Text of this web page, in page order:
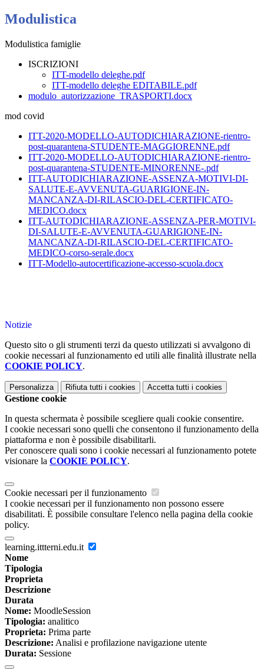
Modulistica
Modulistica famiglie
ISCRIZIONI
ITT-modello deleghe.pdf
ITT-modello deleghe EDITABILE.pdf
modulo_autorizzazione_TRASPORTI.docx
mod covid
ITT-2020-MODELLO-AUTODICHIARAZIONE-rientro-
post-quarantena-STUDENTE-MAGGIORENNE.pdf
ITT-2020-MODELLO-AUTODICHIARAZIONE-rientro-
post-quarantena-STUDENTE-MINORENNE-.pdf
ITT-AUTODICHIARAZIONE-ASSENZA-MOTIVI-DI-
SALUTE-E-AVVENUTA-GUARIGIONE-IN-
MANCANZA-DI-RILASCIO-DEL-CERTIFICATO-
MEDICO.docx
ITT-AUTODICHIARAZIONE-ASSENZA-PER-MOTIVI-
DI-SALUTE-E-AVVENUTA-GUARIGIONE-IN-
MANCANZA-DI-RILASCIO-DEL-CERTIFICATO-
MEDICO-corso-serale.docx
ITT-Modello-autocertificazione-accesso-scuola.docx
Notizie
Questo sito o gli strumenti terzi da questo utilizzati si avvalgono di
cookie necessari al funzionamento ed utili alle finalità illustrate nella
COOKIE POLICY.
Personalizza Rifiuta tutti i cookies Accetta tutti i cookies
Gestione cookie
In questa schermata è possibile scegliere quali cookie consentire.
I cookie necessari sono quelli che consentono il funzionamento della
piattaforma e non è possibile disabilitarli.
Per conoscere quali sono i cookie necessari al funzionamento potete
visionare la COOKIE POLICY.
Cookie necessari per il funzionamento
I cookie necessari per il funzionamento non possono essere
disabilitati. È possibile consultare l'elenco nella pagina della cookie
policy.
learning.ittterni.edu.it
Nome
Tipologia
Proprieta
Descrizione
Durata
Nome: MoodleSession
Tipologia: analitico
Proprieta: Prima parte
Descrizione: Analisi e profilazione navigazione utente
Durata: Sessione